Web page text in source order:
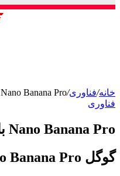
خانه/فناوری/Nano Banana Pro با متن‌نگاری دقیق معرفی شد
فناوری
Nano Banana Pro با متن‌نگاری دقیق معرفی شد
گوگل Nano Banana Pro را بر پایه جمنای 3 معرفی کرد؛ تولید تصویر با متن‌های دقیق، چندزبانه و قابلیت ویرایش پیشرفته.